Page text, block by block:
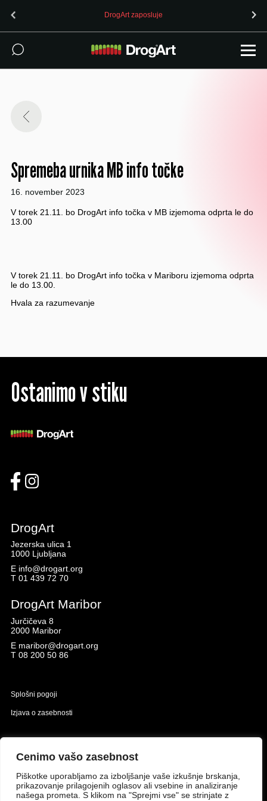
Cenimo vašo zasebnost
Piškotke uporabljamo za izboljšanje vaše izkušnje brskanja,
prikazovanje prilagojenih oglasov ali vsebine in analiziranje
našega prometa. S klikom na "Sprejmi vse" se strinjate z
DrogArt zaposluje
Spremeba urnika MB info točke
16. november 2023
V torek 21.11. bo DrogArt info točka v MB izjemoma odprta le do
13.00
V torek 21.11. bo DrogArt info točka v Mariboru izjemoma odprta
le do 13.00.
Hvala za razumevanje
Ostanimo v stiku
DrogArt
Jezerska ulica 1
1000 Ljubljana
E info@drogart.org
T 01 439 72 70
DrogArt Maribor
Jurčičeva 8
2000 Maribor
E maribor@drogart.org
T 08 200 50 86
Splošni pogoji
Izjava o zasebnosti
Evropskega sklada za regionalni razvoj.